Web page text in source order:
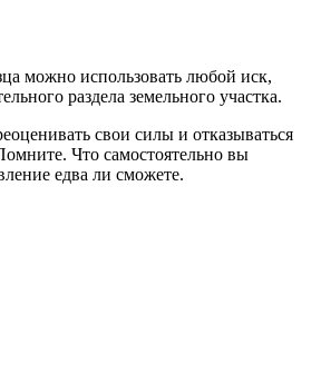
можно использовать любой иск,
раздела земельного участка.
свои силы и отказываться
Что самостоятельно вы
едва ли сможете.